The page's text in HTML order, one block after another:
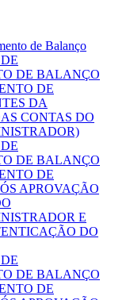
de Balanço
DE BALANÇO
DE
DA
CONTAS DO
DE BALANÇO
DE
APROVAÇÃO
E
DO
DE BALANÇO
DE